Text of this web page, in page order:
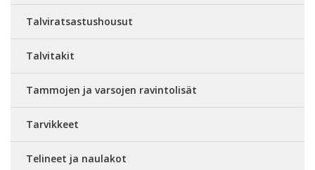
Talviratsastushousut
Talvitakit
Tammojen ja varsojen ravintolisät
Tarvikkeet
Telineet ja naulakot